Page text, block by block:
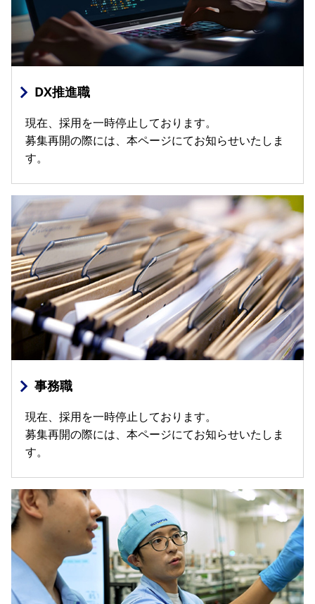
DX推進職
現在、採用を一時停止しております。
募集再開の際には、本ページにてお知らせいたしま
す。
事務職
現在、採用を一時停止しております。
募集再開の際には、本ページにてお知らせいたしま
す。